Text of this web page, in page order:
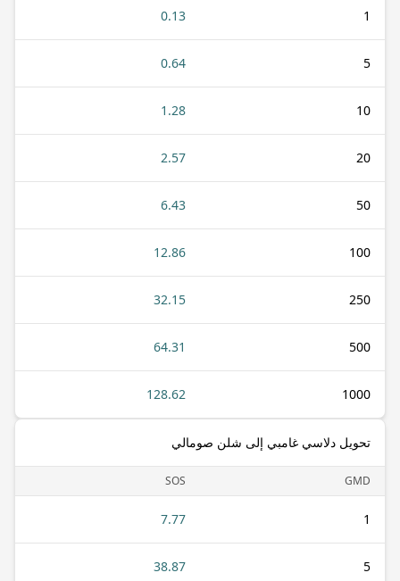
1
0.13
5
0.64
10
1.28
20
2.57
50
6.43
100
12.86
250
32.15
500
64.31
1000
128.62
تحويل دلاسي غامبي إلى شلن صومالي
GMD
SOS
1
7.77
5
38.87